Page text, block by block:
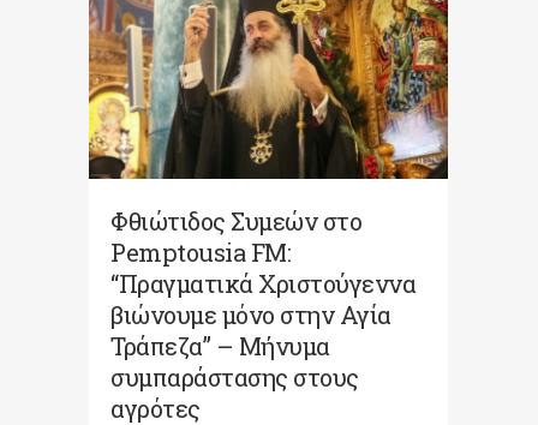
Φθιώτιδος Συμεών στο
Pemptousia FM:
“Πραγματικά Χριστούγεννα
βιώνουμε μόνο στην Αγία
Τράπεζα” – Μήνυμα
συμπαράστασης στους
αγρότες